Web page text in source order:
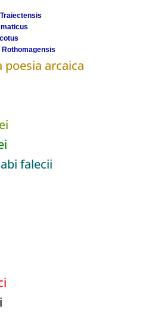
Rothomagensis
poesia arcaica
falecii